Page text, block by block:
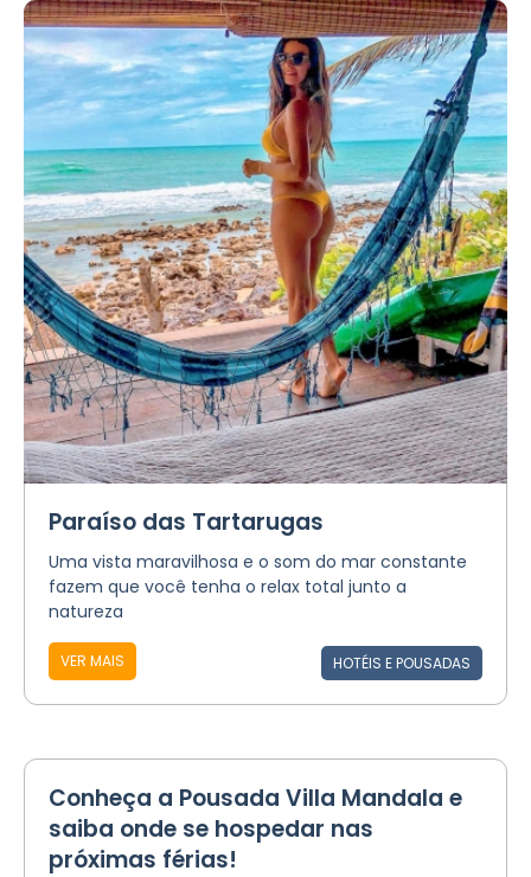
Paraíso das Tartarugas
Uma vista maravilhosa e o som do mar constante
fazem que você tenha o relax total junto a
natureza
VER MAIS HOTÉIS E POUSADAS
Conheça a Pousada Villa Mandala e
saiba onde se hospedar nas
próximas férias!